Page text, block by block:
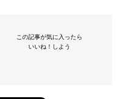
この記事が気に入ったら
いいね！しよう